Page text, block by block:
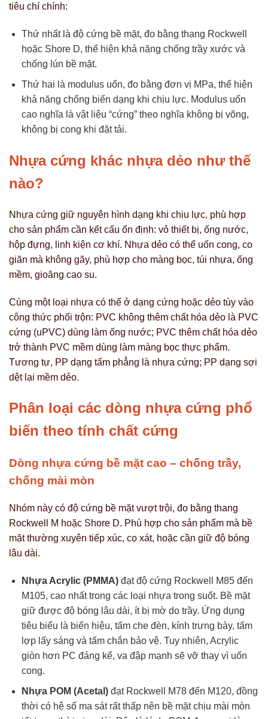
tiêu chí chính:
Thứ nhất là độ cứng bề mặt, đo bằng thang Rockwell
hoặc Shore D, thể hiện khả năng chống trầy xước và
chống lún bề mặt.
Thứ hai là modulus uốn, đo bằng đơn vị MPa, thể hiện
khả năng chống biến dạng khi chịu lực. Modulus uốn
cao nghĩa là vật liệu “cứng” theo nghĩa không bị võng,
không bị cong khi đặt tải.
Nhựa cứng khác nhựa dẻo như thế
nào?
Nhựa cứng giữ nguyên hình dạng khi chịu lực, phù hợp
cho sản phẩm cần kết cấu ổn định: vỏ thiết bị, ống nước,
hộp đựng, linh kiện cơ khí. Nhựa dẻo có thể uốn cong, co
giãn mà không gãy, phù hợp cho màng bọc, túi nhựa, ống
mềm, gioăng cao su.
Cùng một loại nhựa có thể ở dạng cứng hoặc dẻo tùy vào
công thức phối trộn: PVC không thêm chất hóa dẻo là PVC
cứng (uPVC) dùng làm ống nước; PVC thêm chất hóa dẻo
trở thành PVC mềm dùng làm màng bọc thực phẩm.
Tương tự, PP dạng tấm phẳng là nhựa cứng; PP dạng sợi
dệt lại mềm dẻo.
Phân loại các dòng nhựa cứng phổ
biến theo tính chất cứng
Dòng nhựa cứng bề mặt cao – chống trầy,
chống mài mòn
Nhóm này có độ cứng bề mặt vượt trội, đo bằng thang
Rockwell M hoặc Shore D. Phù hợp cho sản phẩm mà bề
mặt thường xuyên tiếp xúc, cọ xát, hoặc cần giữ độ bóng
lâu dài.
Nhựa Acrylic (PMMA)đạt độ cứng Rockwell M85 đến
M105, cao nhất trong các loại nhựa trong suốt. Bề mặt
giữ được độ bóng lâu dài, ít bị mờ do trầy. Ứng dụng
tiêu biểu là biển hiệu, tấm che đèn, kính trưng bày, tấm
lợp lấy sáng và tấm chắn bảo vệ. Tuy nhiên, Acrylic
giòn hơn PC đáng kể, va đập mạnh sẽ vỡ thay vì uốn
cong.
Nhựa POM (Acetal)đạt Rockwell M78 đến M120, đồng
thời có hệ số ma sát rất thấp nên bề mặt chịu mài mòn